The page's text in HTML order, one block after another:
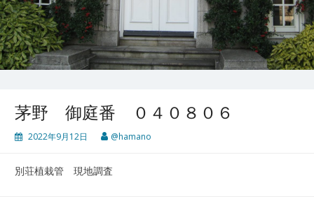
茅野 御庭番 ０４０８０６
2022年9月12日 @hamano
別荘植栽管 現地調査